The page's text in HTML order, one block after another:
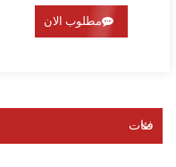
مطلوب الان
فئات